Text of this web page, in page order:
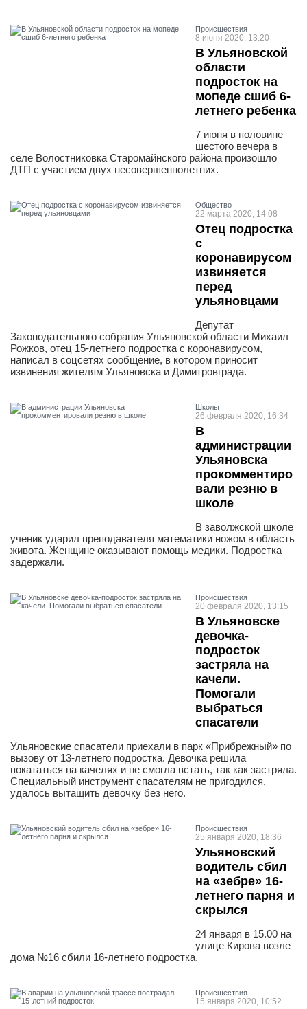
Проиcшествия
8 июня 2020, 13:20
В Ульяновской
области
подросток на
мопеде сшиб 6-
летнего ребенка
7 июня в половине
шестого вечера в
селе Волостниковка Старомайнского района произошло
ДТП с участием двух несовершеннолетних.
Общество
22 марта 2020, 14:08
Отец подростка
с
коронавирусом
извиняется
перед
ульяновцами
Депутат
Законодательного собрания Ульяновской области Михаил
Рожков, отец 15-летнего подростка с коронавирусом,
написал в соцсетях сообщение, в котором приносит
извинения жителям Ульяновска и Димитровграда.
Школы
26 февраля 2020, 16:34
В
администрации
Ульяновска
прокомментиро
вали резню в
школе
В заволжской школе
ученик ударил преподавателя математики ножом в область
живота. Женщине оказывают помощь медики. Подростка
задержали.
Проиcшествия
20 февраля 2020, 13:15
В Ульяновске
девочка-
подросток
застряла на
качели.
Помогали
выбраться
спасатели
Ульяновские спасатели приехали в парк «Прибрежный» по
вызову от 13-летнего подростка. Девочка решила
покататься на качелях и не смогла встать, так как застряла.
Специальный инструмент спасателям не пригодился,
удалось вытащить девочку без него.
Проиcшествия
25 января 2020, 18:36
Ульяновский
водитель сбил
на «зебре» 16-
летнего парня и
скрылся
24 января в 15.00 на
улице Кирова возле
дома №16 сбили 16-летнего подростка.
Проиcшествия
15 января 2020, 10:52